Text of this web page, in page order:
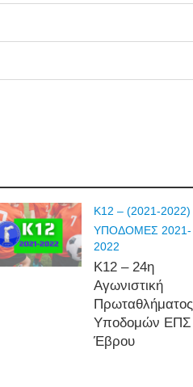
K12 – (2021-2022)
ΥΠΟΔΟΜΕΣ 2021-
2022
Κ12 – 24η
Αγωνιστική
Πρωταθλήματος
Υποδομών ΕΠΣ
Έβρου